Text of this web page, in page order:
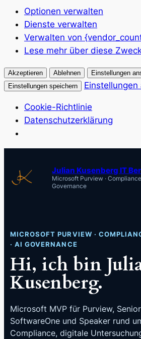
Optionen verwalten
Dienste verwalten
Verwalten von
Lese mehr über diese
Akzeptieren Ablehnen
Einstellungen
Einstellungen speichern
Einstellungen
Cookie-Richtlinie
Datenschutzerklärung
springen
Julian Kusenberg IT
Microsoft Purview · Compliance
Governance
MICROSOFT PURVIEW ·
· AI GOVERNANCE
Hi, ich bin
Kusenberg.
Microsoft MVP für Purview,
SoftwareOne und Speaker rund
Compliance, digitale